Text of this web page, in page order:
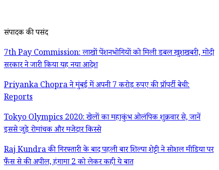
संपादक की पसंद
7th Pay Commission: लाखों पेंशनभोगियों को मिली डबल खुशखबरी, मोदी
सरकार ने जारी किया यह नया आदेश
Priyanka Chopra ने मुंबई में अपनी 7 करोड़ रुपए की प्रॉपर्टी बेची:
Reports
Tokyo Olympics 2020: खेलों का महाकुंभ ओलंपिक शुक्रवार से, जानें
इससे जुड़े रोमांचक और मजेदार किस्से
Raj Kundra की गिरफ्तारी के बाद पहली बार शिल्पा शेट्टी ने सोशल मीडिया पर
फैंस से की अपील, हंगामा 2 को लेकर कही ये बात